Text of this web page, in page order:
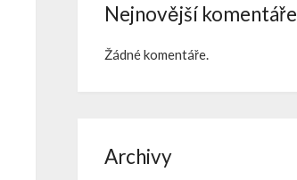
Nejnovější komentáře
Žádné komentáře.
Archivy